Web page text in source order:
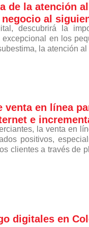
de la atención
al
descubrirá la
en los
la atención al
venta en línea
e
la venta en
positivos,
clientes a través de
digitales en